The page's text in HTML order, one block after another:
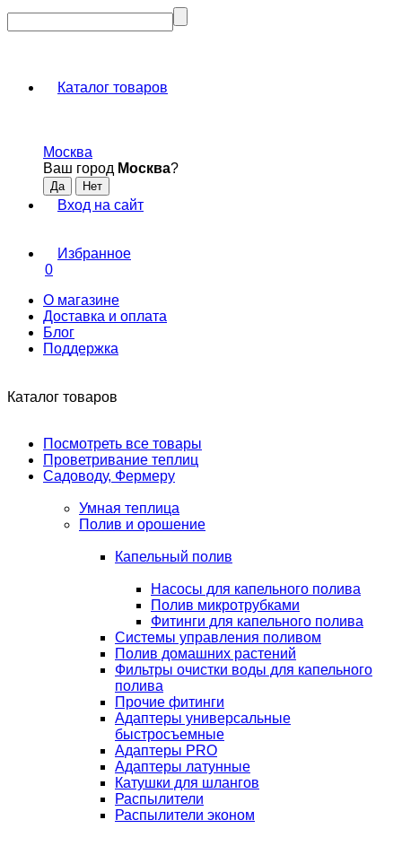
Каталог товаров
Москва
Ваш город Москва?
Вход на сайт
Избранное
0
О магазине
Доставка и оплата
Блог
Поддержка
Каталог товаров
Посмотреть все товары
Проветривание теплиц
Садоводу, Фермеру
Умная теплица
Полив и орошение
Капельный полив
Насосы для капельного полива
Полив микротрубками
Фитинги для капельного полива
Системы управления поливом
Полив домашних растений
Фильтры очистки воды для капельного
полива
Прочие фитинги
Адаптеры универсальные
быстросъемные
Адаптеры PRO
Адаптеры латунные
Катушки для шлангов
Распылители
Распылители эконом